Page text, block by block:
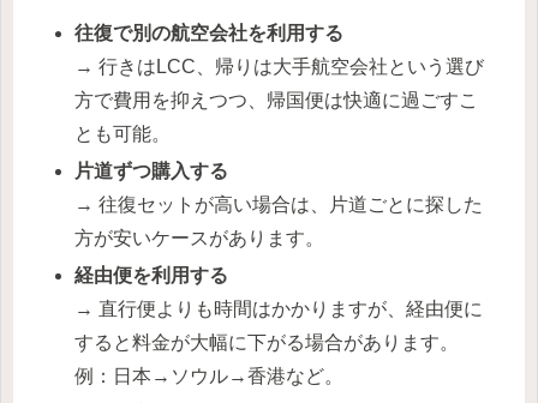
往復で別の航空会社を利用する
→ 行きはLCC、帰りは大手航空会社という選び
方で費用を抑えつつ、帰国便は快適に過ごすこ
とも可能。
片道ずつ購入する
→ 往復セットが高い場合は、片道ごとに探した
方が安いケースがあります。
経由便を利用する
→ 直行便よりも時間はかかりますが、経由便に
すると料金が大幅に下がる場合があります。
例：日本→ソウル→香港など。